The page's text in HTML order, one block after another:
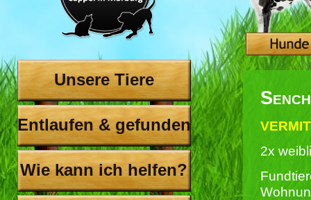
Unsere Tiere
Entlaufen & gefunden
Wie kann ich helfen?
2x